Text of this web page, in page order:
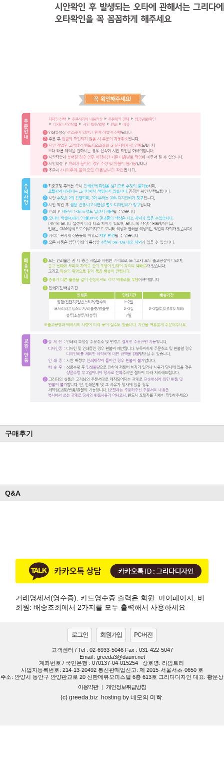
구매후기
Q&A
거래명세서(영수증), 카드영수증 출력은 회원: 마이페이지, 비
회원: 배송조회에서 2가지를 모두 출력해서 사용하세요
로그인 회원가입 PC버전
고객센터 / Tel : 02-6933-5046 Fax : 031-422-5047
Email : greeda3@daum.net
계좌번호 / 국민은행 : 070137-04-015254
상호명: 라임트리
사업자등록번호: 214-13-20492 통신판매업신고: 제 2015-서울서초-0650 호
주소: 안양시 동안구 안양판교로 20 신한데뷰오피스텔 6층 613호 그리다디자인 대표: 황문상
이용약관
| 개인정보취급방침
(c) greeda.biz hosting by 네모의 미학.